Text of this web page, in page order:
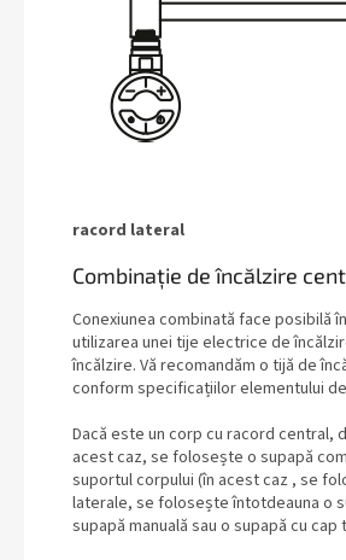
racord lateral
Combinație de încălzire
Conexiunea combinată face posibilă
utilizarea unei tije electrice de
încălzire. Vă recomandăm o tijă de
conform specificațiilor elementului
Dacă este un corp cu racord central,
acest caz, se folosește o supapă
suportul corpului (în acest caz , se
laterale, se folosește întotdeauna o
supapă manuală sau o supapă cu